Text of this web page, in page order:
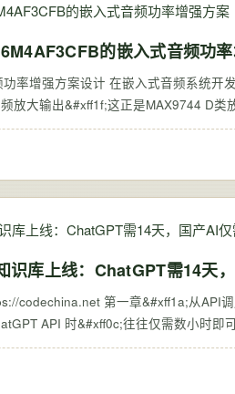
的嵌入式音频功
率增强方案设计 在嵌入式音频系统
放大输出&#xff1f;这正是MAX9744 D
识库上线：ChatGPT需14
&#xff1a;ChatGPT与国产AI落地时效差异的本质溯源 当开发
API 时&#xff0c;往往仅需数小时